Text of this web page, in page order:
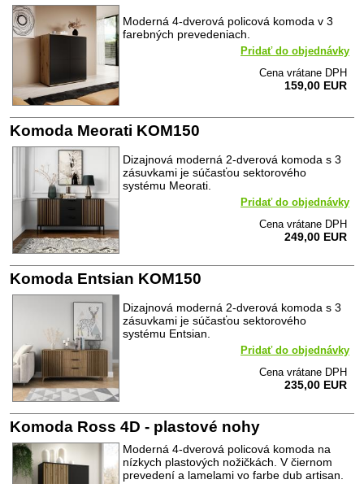
Moderná 4-dverová policová komoda v 3
farebných prevedeniach.
Pridať do objednávky
Cena vrátane DPH
159,00 EUR
Komoda Meorati KOM150
Dizajnová moderná 2-dverová komoda s 3
zásuvkami je súčasťou sektorového
systému Meorati.
Pridať do objednávky
Cena vrátane DPH
249,00 EUR
Komoda Entsian KOM150
Dizajnová moderná 2-dverová komoda s 3
zásuvkami je súčasťou sektorového
systému Entsian.
Pridať do objednávky
Cena vrátane DPH
235,00 EUR
Komoda Ross 4D - plastové nohy
Moderná 4-dverová policová komoda na
nízkych plastových nožičkách. V čiernom
prevedení a lamelami vo farbe dub artisan.